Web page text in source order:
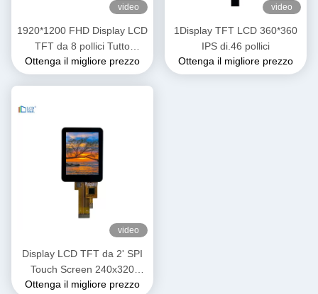
video
1920*1200 FHD Display LCD
TFT da 8 pollici Tutto
l'angolo di visione 1000 Nits
Alta luminosità
Ottenga il migliore prezzo
video
1Display TFT LCD 360*360
IPS di.46 pollici
Ottenga il migliore prezzo
video
Display LCD TFT da 2' SPI
Touch Screen 240x320
Risoluzione ST7789
Ottenga il migliore prezzo